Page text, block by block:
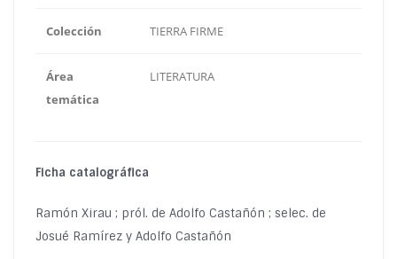
Colección TIERRA FIRME
Área
temática
LITERATURA
Ficha catalográfica
Ramón Xirau ; pról. de Adolfo Castañón ; selec. de
Josué Ramírez y Adolfo Castañón